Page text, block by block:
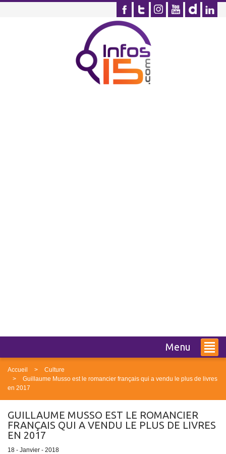
Menu
Accueil
Culture
Guillaume Musso est le romancier français qui a vendu le plus de livres
en 2017
GUILLAUME MUSSO EST LE ROMANCIER
FRANÇAIS QUI A VENDU LE PLUS DE LIVRES
EN 2017
18 - Janvier - 2018